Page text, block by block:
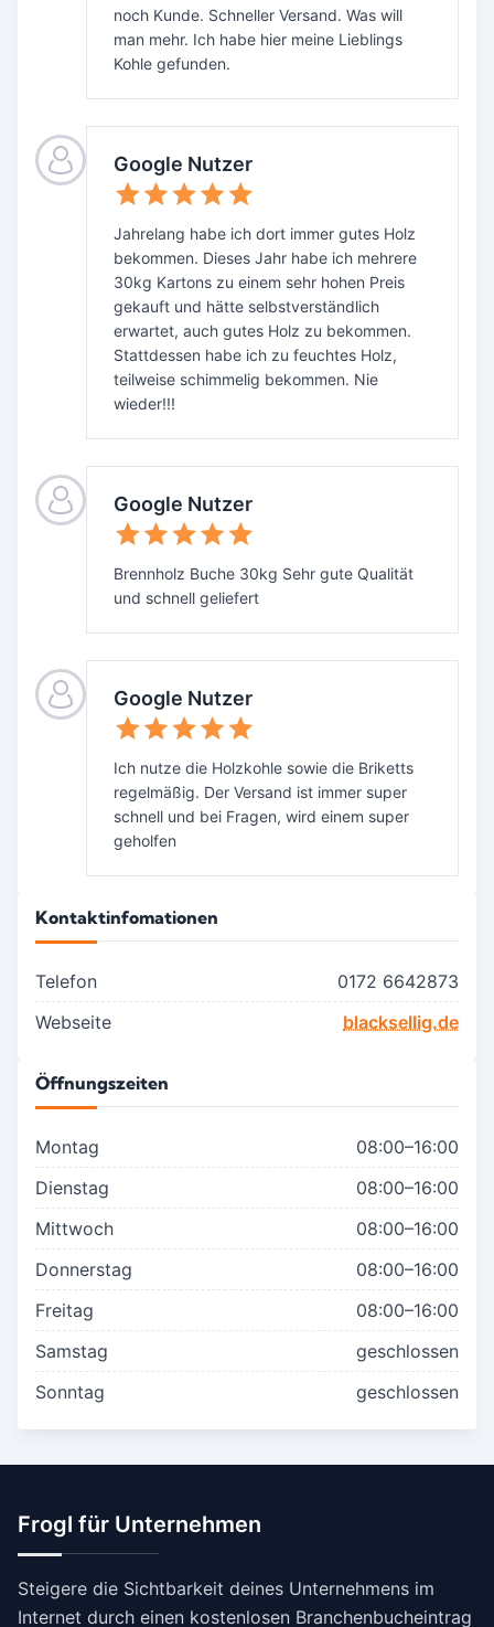
noch Kunde. Schneller Versand. Was will
man mehr. Ich habe hier meine Lieblings
Kohle gefunden.
Google Nutzer
Jahrelang habe ich dort immer gutes Holz
bekommen. Dieses Jahr habe ich mehrere
30kg Kartons zu einem sehr hohen Preis
gekauft und hätte selbstverständlich
erwartet, auch gutes Holz zu bekommen.
Stattdessen habe ich zu feuchtes Holz,
teilweise schimmelig bekommen. Nie
wieder!!!
Google Nutzer
Brennholz Buche 30kg Sehr gute Qualität
und schnell geliefert
Google Nutzer
Ich nutze die Holzkohle sowie die Briketts
regelmäßig. Der Versand ist immer super
schnell und bei Fragen, wird einem super
geholfen
Kontaktinfomationen
Telefon
0172 6642873
Webseite
blacksellig.de
Öffnungszeiten
Montag
08:00–16:00
Dienstag
08:00–16:00
Mittwoch
08:00–16:00
Donnerstag
08:00–16:00
Freitag
08:00–16:00
Samstag
geschlossen
Sonntag
geschlossen
Frogl für Unternehmen
Steigere die Sichtbarkeit deines Unternehmens im
Internet durch einen kostenlosen Branchenbucheintrag